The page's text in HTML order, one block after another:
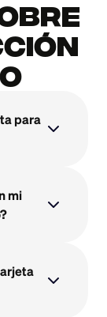
para
mi